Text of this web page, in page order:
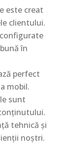
este creat
clientului.
în
perfect
mobil.
sunt
tehnică și
noștri.